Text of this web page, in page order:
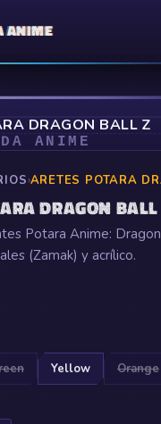
ANIME
DRAGON BALL Z
ANIME
›ARETES POTARA
DRAGON
Potara Anime:
(Zamak) y acrílico.
Yellow Orange